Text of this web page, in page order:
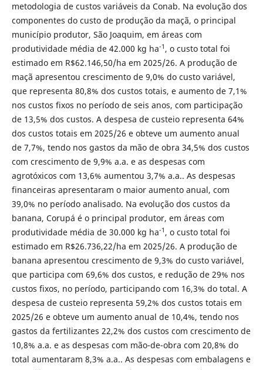
metodologia de custos variáveis da Conab. Na evolução dos
componentes do custo de produção da maçã, o principal
município produtor, São Joaquim, em áreas com
produtividade média de 42.000 kg ha-1 , o custo total foi
estimado em R$62.146,50/ha em 2025/26. A produção de
maçã apresentou crescimento de 9,0% do custo variável,
que representa 80,8% dos custos totais, e aumento de 7,1%
nos custos fixos no período de seis anos, com participação
de 13,5% dos custos. A despesa de custeio representa 64%
dos custos totais em 2025/26 e obteve um aumento anual
de 7,7%, tendo nos gastos da mão de obra 34,5% dos custos
com crescimento de 9,9% a.a. e as despesas com
agrotóxicos com 13,6% aumentou 3,7% a.a.. As despesas
financeiras apresentaram o maior aumento anual, com
39,0% no período analisado. Na evolução dos custos da
banana, Corupá é o principal produtor, em áreas com
produtividade média de 30.000 kg ha-1 , o custo total foi
estimado em R$26.736,22/ha em 2025/26. A produção de
banana apresentou crescimento de 9,3% do custo variável,
que participa com 69,6% dos custos, e redução de 29% nos
custos fixos, no período, participando com 16,3% do total. A
despesa de custeio representa 59,2% dos custos totais em
2025/26 e obteve um aumento anual de 10,4%, tendo nos
gastos da fertilizantes 22,2% dos custos com crescimento de
10,8% a.a. e as despesas com mão-de-obra com 20,8% do
total aumentaram 8,3% a.a.. As despesas com embalagens e